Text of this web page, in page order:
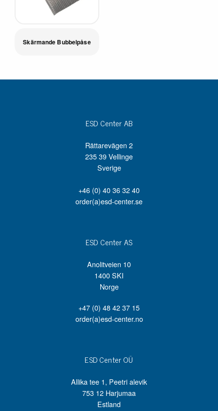
Skärmande Bubbelpåse
ESD Center AB
Rättarevägen 2
235 39 Vellinge
Sverige
+46 (0) 40 36 32 40
order(a)esd-center.se
ESD Center AS
Anolitveien 10
1400 SKI
Norge
+47 (0) 48 42 37 15
order(a)esd-center.no
ESD Center OÜ
Allika tee 1, Peetri alevik
753 12 Harjumaa
Estland